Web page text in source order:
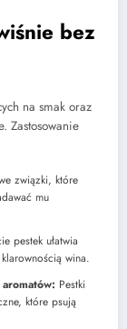
bez
na smak oraz
Zastosowanie
związki, które
mu
pestek ułatwia
wina.
Pestki
które psują